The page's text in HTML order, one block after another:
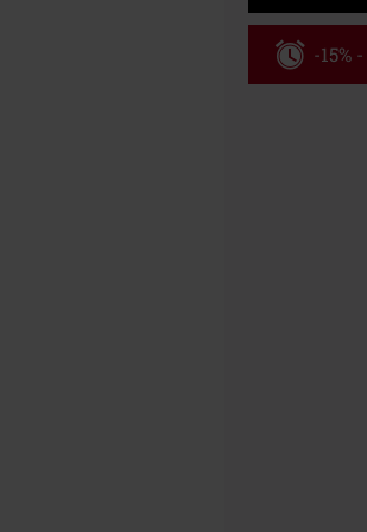
-15%